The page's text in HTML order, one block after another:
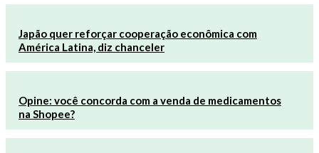
Japão quer reforçar cooperação econômica com
América Latina, diz chanceler
Opine: você concorda com a venda de medicamentos
na Shopee?